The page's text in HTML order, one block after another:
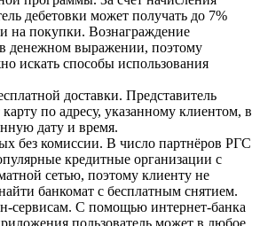
дебетовки может получать до 7%
на покупки. Вознаграждение
денежном выражении, поэтому
искать способы использования
доставки. Представитель
по адресу, указанному клиентом, в
дату и время.
без комиссии. В число партнёров РГС
кредитные организации с
сетью, поэтому клиенту не
банкомат с бесплатным снятием.
сервисам. С помощью интернет-банка
пользователь может в любое